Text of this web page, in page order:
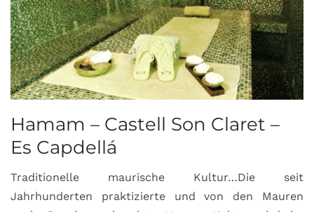
Hamam – Castell Son Claret –
Es Capdellá
Traditionelle maurische Kultur…Die seit
Jahrhunderten praktizierte und von den Mauren